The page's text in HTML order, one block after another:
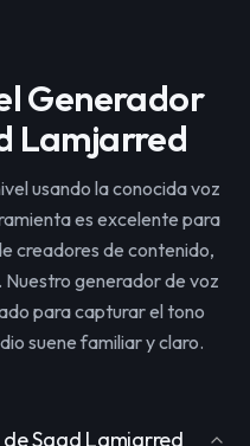
Generador
Lamjarred
usando la conocida voz
es excelente para
creadores de contenido,
Nuestro generador de voz
para capturar el tono
suene familiar y claro.
Saad Lamjarred